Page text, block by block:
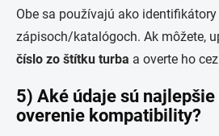
Obe sa používajú ako
zápisoch/katalógoch. Ak môžete,
číslo zo štítku turba a overte ho
5) Aké údaje sú
overenie kompatibility?